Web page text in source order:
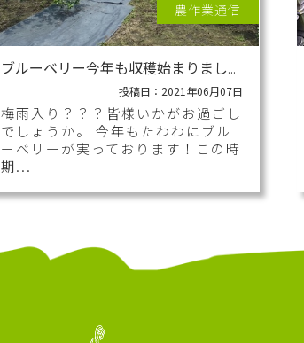
農作業通信
ブルーベリー今年も収穫始まりまし...
投稿日：2021年06月07日
梅雨入り？？？皆様いかがお過ごし
でしょうか。 今年もたわわにブル
ーベリーが実っております！この時
期...